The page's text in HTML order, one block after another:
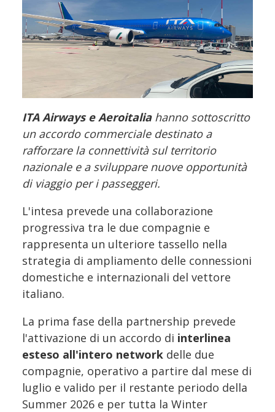
ITA Airways e Aeroitalia hanno sottoscritto
un accordo commerciale destinato a
rafforzare la connettività sul territorio
nazionale e a sviluppare nuove opportunità
di viaggio per i passeggeri.
L'intesa prevede una collaborazione
progressiva tra le due compagnie e
rappresenta un ulteriore tassello nella
strategia di ampliamento delle connessioni
domestiche e internazionali del vettore
italiano.
La prima fase della partnership prevede
l'attivazione di un accordo di interlinea
esteso all'intero network delle due
compagnie, operativo a partire dal mese di
luglio e valido per il restante periodo della
Summer 2026 e per tutta la Winter